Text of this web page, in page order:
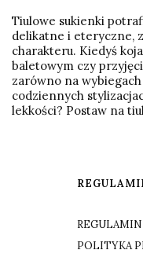
Tiulowe sukienki
delikatne i eteryczne,
charakteru. Kiedyś
baletowym czy
zarówno na
codziennych
lekkości? Postaw na
Linki w
REGULAMIN
POLITYKA